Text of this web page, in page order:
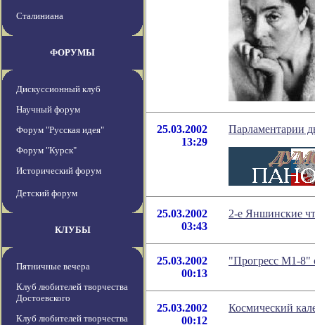
Сталиниана
ФОРУМЫ
Дискуссионный клуб
Научный форум
Форум "Русская идея"
Форум "Курск"
Исторический форум
Детский форум
КЛУБЫ
Пятничные вечера
Клуб любителей творчества
Достоевского
Клуб любителей творчества
25.03.2002
13:29
Парламентарии
25.03.2002
03:43
2-е Яншинские
25.03.2002
00:13
"Прогресс М1-8"
25.03.2002
00:12
Космический